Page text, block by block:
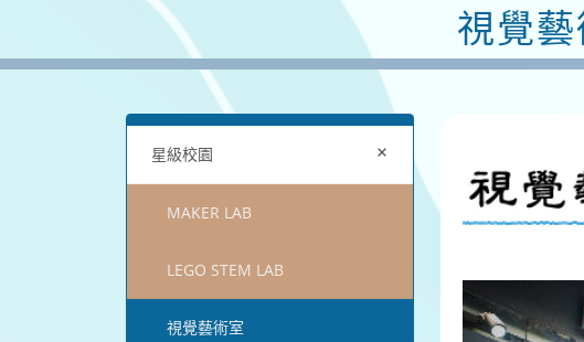
視覺
星級校園 +
MAKER LAB
LEGO STEM LAB
視覺藝術室